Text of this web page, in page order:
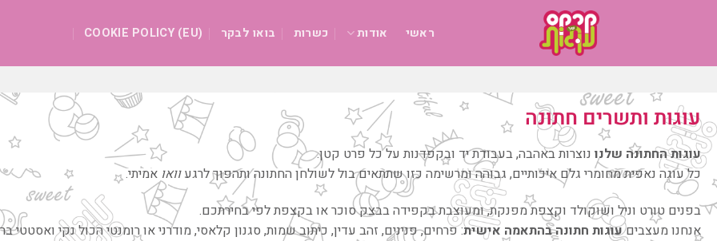
ראשי אודות כשרות בואו לבקר COOKIE POLICY (EU)
עוגות ותשרים חתונה
עוגות החתונה שלנו נוצרות באהבה, בעבודת יד ובקפדנות על כל פרט קטן.
כל עוגה נאפית מחומרי גלם איכותיים, גבוהה ומרשימה כזו שתתאים בול לשולחן החתונה ותהפוך לרגעוואו אמיתי.
בפנים טורט וניל ושוקולד וקצפת מפנקת, ומעוצבת בקפידה בבצק סוכר או בקצפת לפי בחירתכם.
אנחנו מעצביםעוגות חתונה בהתאמה אישית: פרחים, פנינים, זהב עדין, כיתוב שמות, סגנון קלאסי, מודרני או רומנטי הכול נקי ואסטטי